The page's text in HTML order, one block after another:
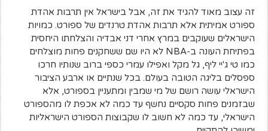
זה עצוב מאוד להגיד את זה, אבל בישראל אין תרבות אהדת
ספורט אמיתית אלא תרבות אהדת טרנדים של ספורט. כמויות
הישראלים שעוקבים במרץ אחרי דני אבדיה והצלחתו היחסית
בפתיחת העונה ב-NBA לא היו שם ששחקנים פחות מוצלחים
כמו טי ג'יי ליף, גל מקל ואפילו עמרי כספי ברוב שנותיו חרכו
ספסלים בליגה הטובה בעולם. בכל שנתיים או ארבע הציבור
הישראלי עושה רושם של מי שמבין ומתעניין בספורט, אלא
שבזמנים פחות סקסיים נחשף עד כמה לא אכפת לו מהספורט
הישראלי, עד כמה לא חשוב לו שקבוצות הספורט הישראליות